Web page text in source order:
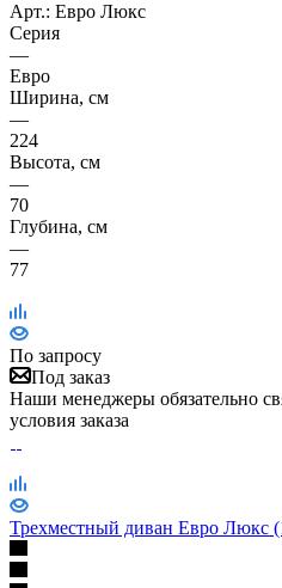
Арт.: Евро Люкс
Серия
—
Евро
Ширина, см
—
224
Высота, см
—
70
Глубина, см
—
77
По запросу
Под заказ
Наши менеджеры обязательно
условия заказа
Трехместный диван Евро Люкс